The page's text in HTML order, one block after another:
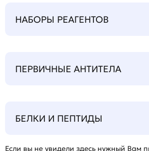
НАБОРЫ РЕАГЕНТОВ
ПЕРВИЧНЫЕ АНТИТЕЛА
БЕЛКИ И ПЕПТИДЫ
Если вы не увидели здесь нужный Вам